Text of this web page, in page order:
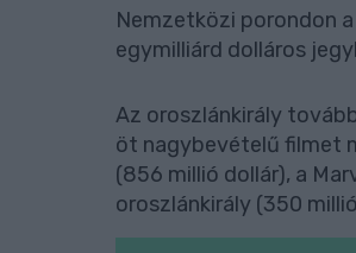
Nemzetközi porondon
egymilliárd dolláros
Az oroszlánkirály
öt nagybevételű filmet
(856 millió dollár), a
oroszlánkirály (350